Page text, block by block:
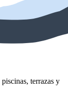
terrazas y